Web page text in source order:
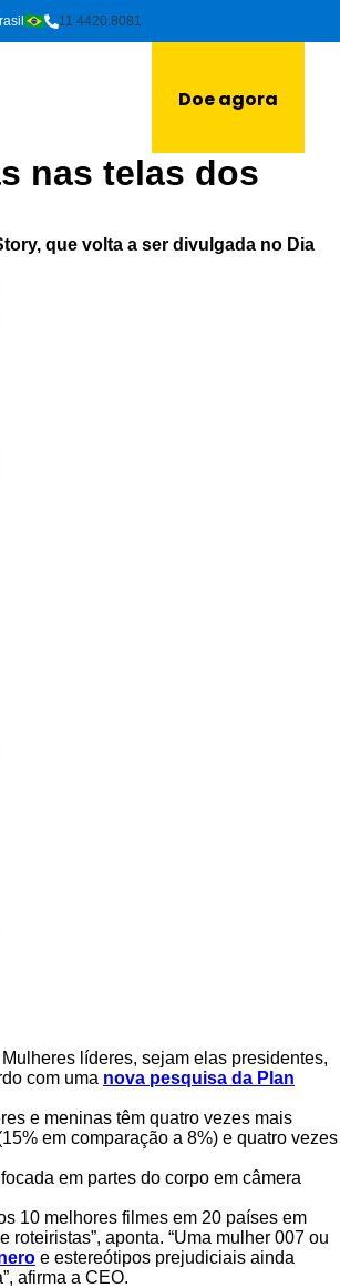
11 4420.8081
Doe agora
nas telas dos
que volta a ser divulgada no Dia
líderes, sejam elas presidentes,
com uma nova pesquisa da Plan
e meninas têm quatro vezes mais
em comparação a 8%) e quatro vezes
em partes do corpo em câmera
10 melhores filmes em 20 países em
aponta. “Uma mulher 007 ou
e estereótipos prejudiciais ainda
afirma a CEO.